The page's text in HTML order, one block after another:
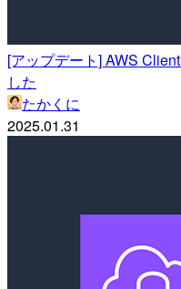
[アップデート] AWS
した
たかくに
2025.01.31